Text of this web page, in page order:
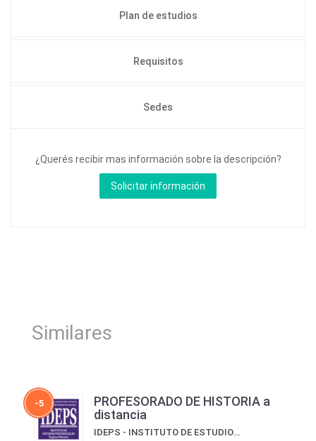
Plan de estudios
Requisitos
Sedes
¿Querés recibir mas información sobre la descripción?
Similares
-5
PROFESORADO DE HISTORIA a
distancia
IDEPS - INSTITUTO DE ESTUDIOS PSICOSOCIALES